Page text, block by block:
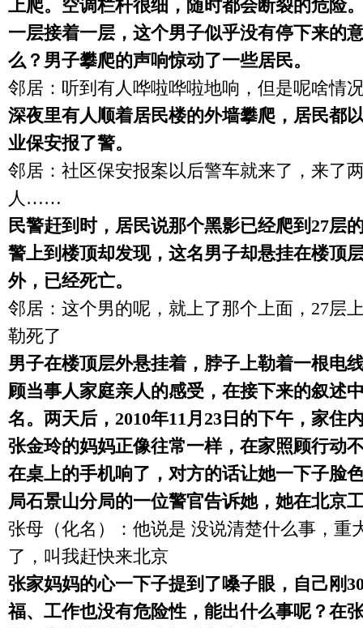
上爬。空调栏杆很细，随时都会断裂的危险
一层接着一层，这个男子似乎没有停下来的
么？男子攀爬的声响惊动了一些居民。
邻居：听到有人哗啦哗啦地响，但是呢啥情
深夜里有人顺着居民楼的外墙攀爬，居民都
业保安报了警。
邻居：社区保安报案以后警车就来了，来了
人……
民警赶到时，居民说那个黑影已经爬到 27层
警上到楼顶却发现，这名男子却悬挂在楼顶
外，已经死亡。
邻居：这个男的呢，就上了那个上面， 27层
勒死了
男子在楼顶层外悬挂着，脖子上勒着一根电
顾当事人家庭亲人的感受，在接下来的叙述
名。两天后， 2010年11月 23 日 的下午，家住
张金玲的妈妈正像往常一样，在家照顾行动
在桌上的手机响了，对方的话让她一下子脸
局石景山分局的一位警官告诉她，她在北京
张母（化名）：他说是 没说清楚什么事，重
了，叫我赶快来北京
张家妈妈的心一下子提到了嗓子眼，自己刚
福、工作也没有危险性，能出什么事呢？在